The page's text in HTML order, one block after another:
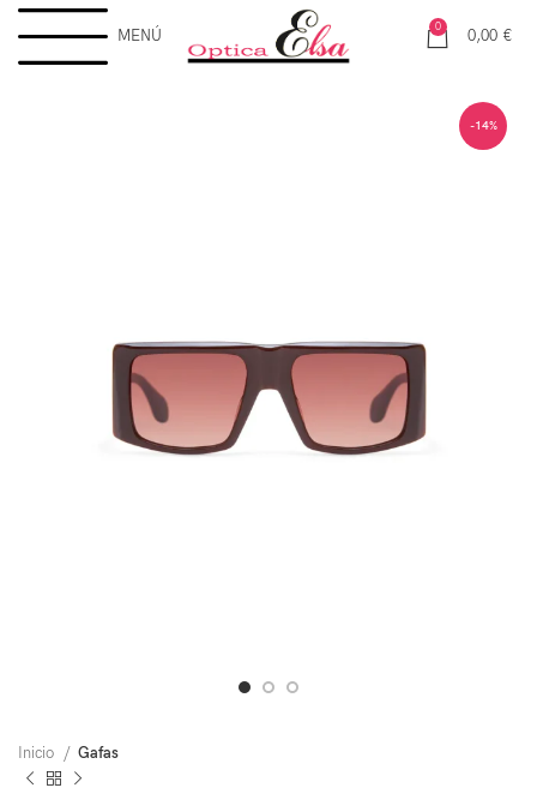
MENÚ 0 0,00 €
-14%
Inicio Gafas